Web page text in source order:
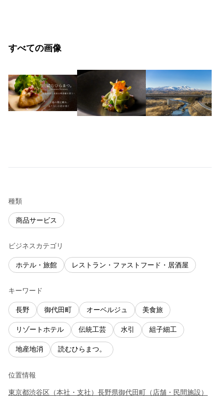
すべての画像
種類
商品サービス
ビジネスカテゴリ
ホテル・旅館 レストラン・ファストフード・居酒屋
キーワード
長野 御代田町 オーベルジュ 美食旅
リゾートホテル 伝統工芸 水引 組子細工
地産地消 読むひらまつ。
位置情報
東京都渋谷区 （本社・支社 ） 長野県御代田町 （ 店舗・民間施設 ）